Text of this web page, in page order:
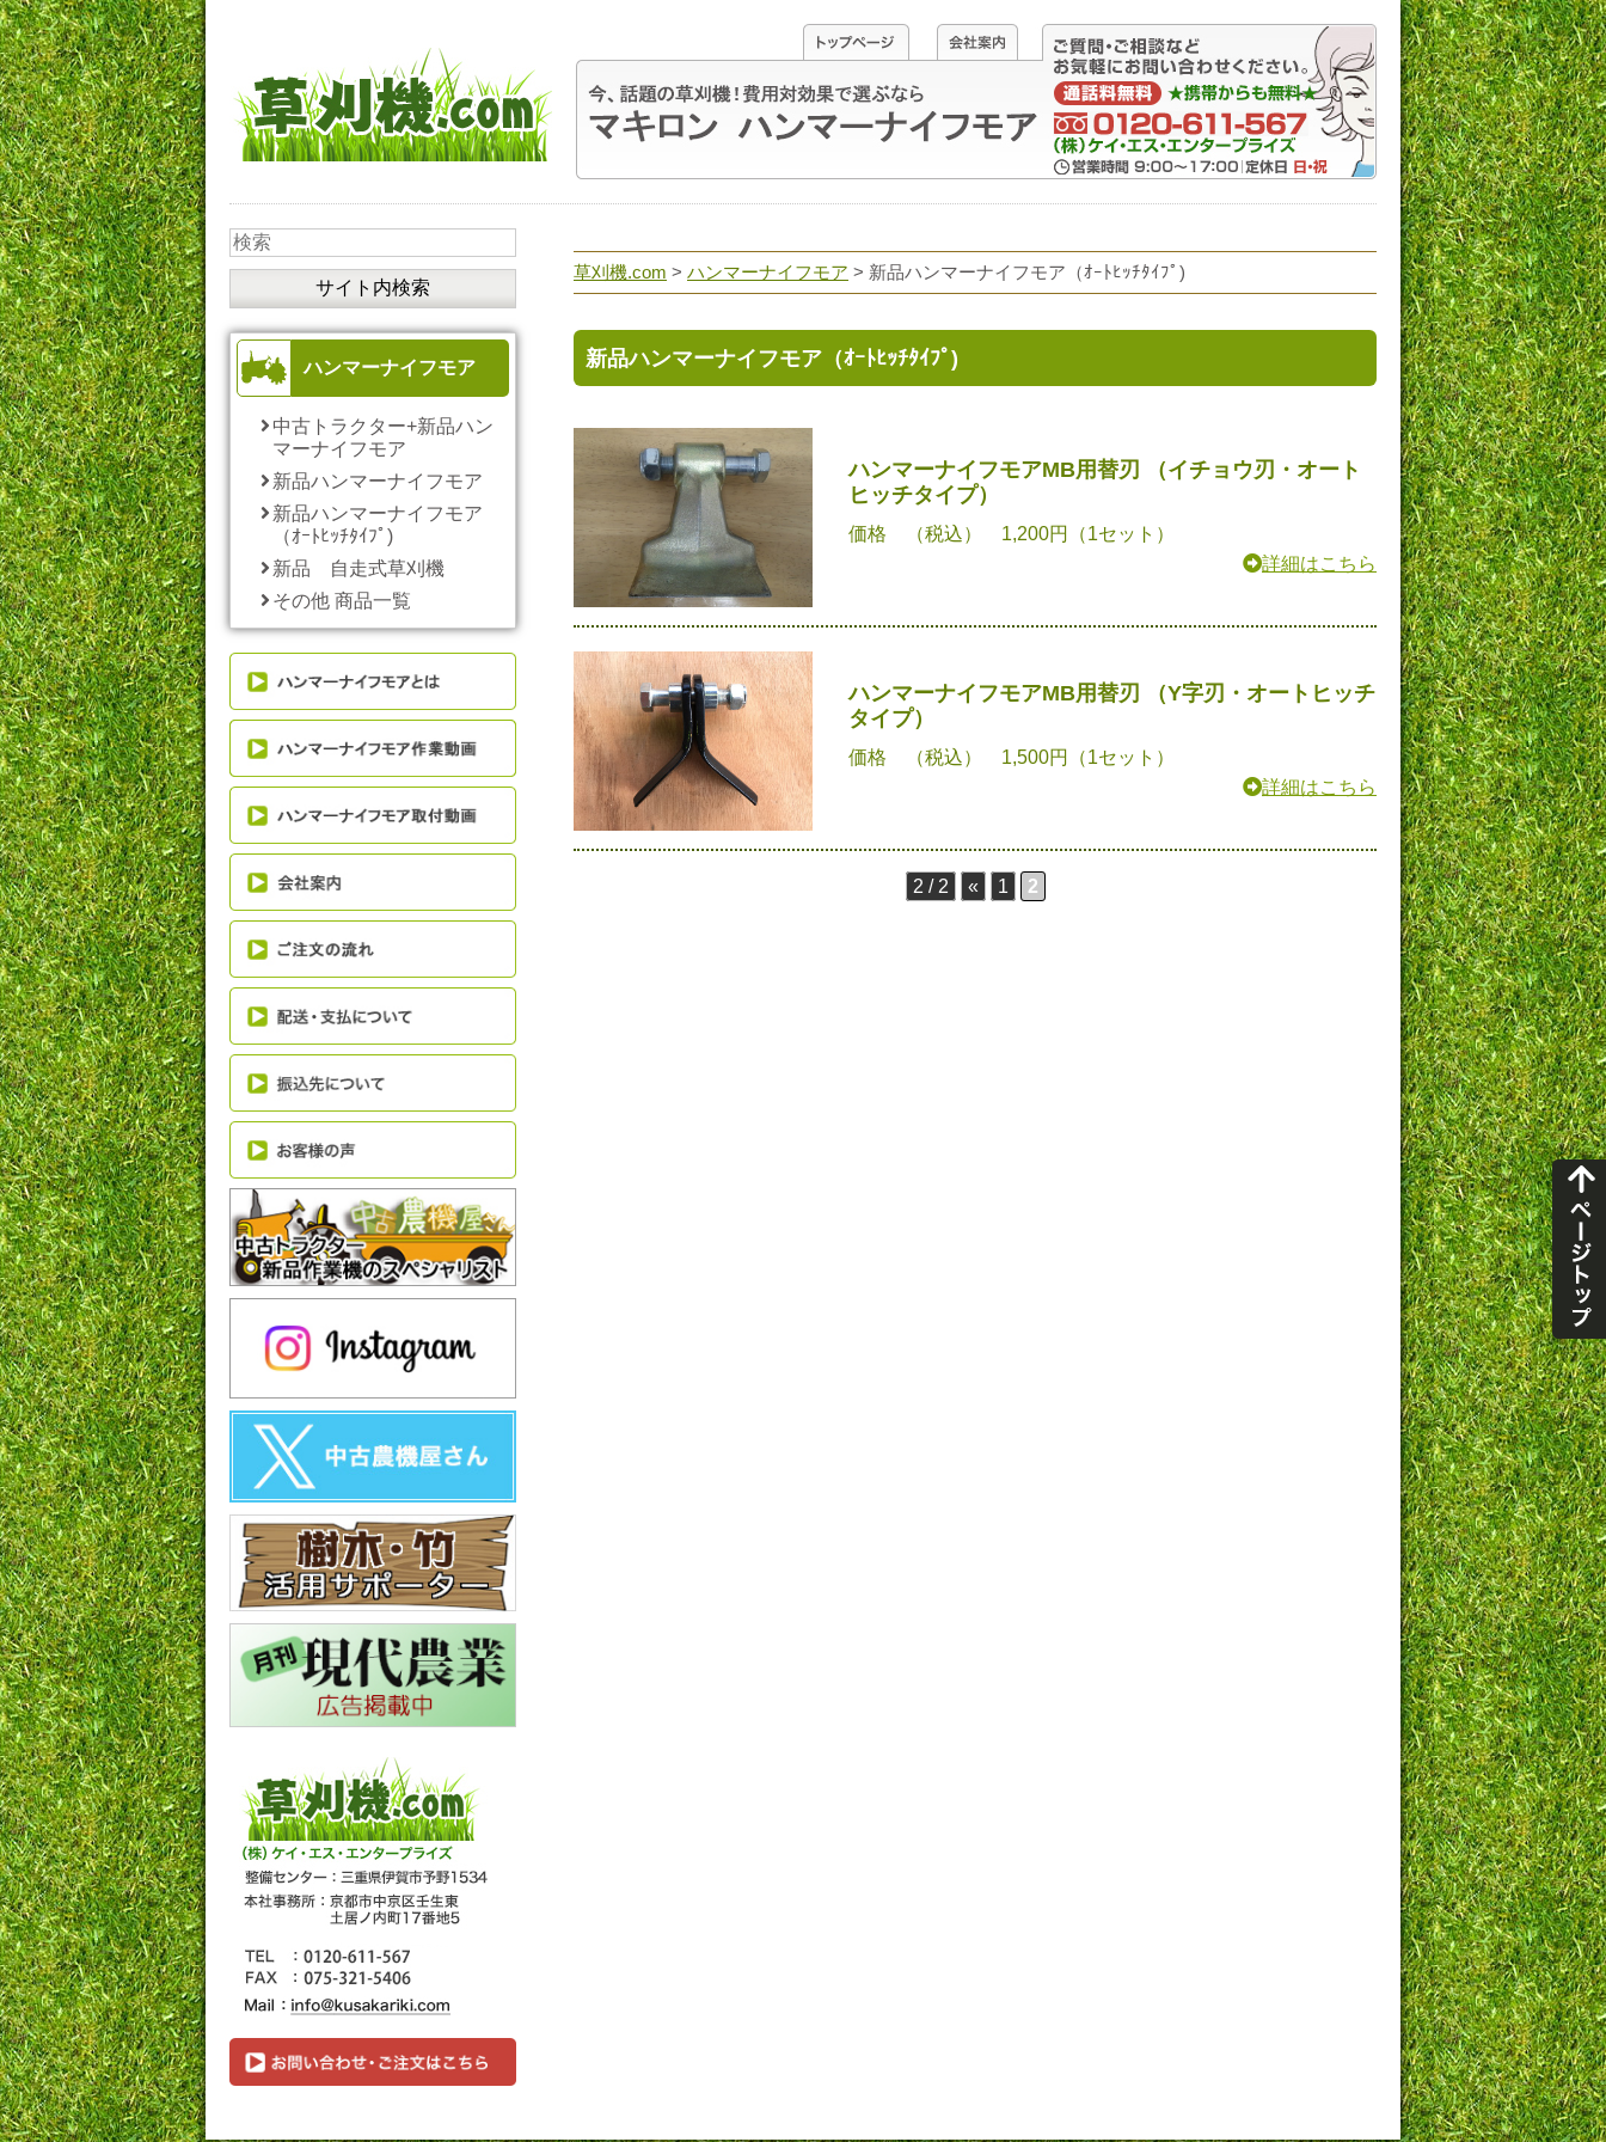
ハンマーナイフモア
中古トラクター+新品ハン
マーナイフモア
新品ハンマーナイフモア
新品ハンマーナイフモア
（ｵｰﾄﾋｯﾁﾀｲﾌﾟ)
新品 自走式草刈機
その他 商品一覧
草刈機.com > ハンマーナイフモア > 新品ハンマーナイフモア（ｵｰﾄﾋｯﾁﾀｲﾌﾟ)
新品ハンマーナイフモア（ｵｰﾄﾋｯﾁﾀｲﾌﾟ)
ハンマーナイフモアMB用替刃 （イチョウ刃・オート
ヒッチタイプ）
価格 （税込） 1,200円（1セット）
詳細はこちら
ハンマーナイフモアMB用替刃 （Y字刃・オートヒッチ
タイプ）
価格 （税込） 1,500円（1セット）
詳細はこちら
2 / 2 « 1 2